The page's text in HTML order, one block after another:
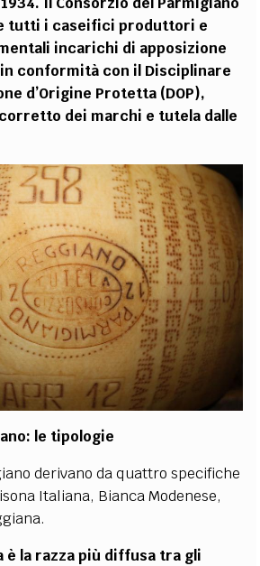
tutti i caseifici produttori e
incarichi di apposizione
conformità con il Disciplinare
d’Origine Protetta (DOP),
dei marchi e tutela dalle
le tipologie
derivano da quattro specifiche
Italiana, Bianca Modenese,
è la razza più diffusa tra gli